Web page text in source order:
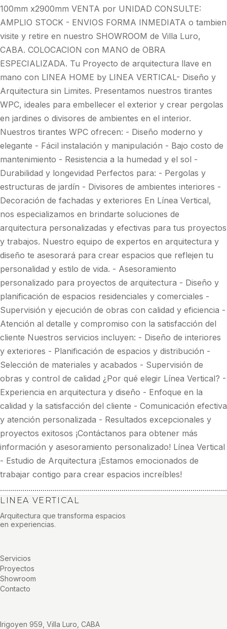
100mm x2900mm VENTA por UNIDAD CONSULTE:
AMPLIO STOCK - ENVIOS FORMA INMEDIATA o tambien
visite y retire en nuestro SHOWROOM de Villa Luro,
CABA. COLOCACION con MANO de OBRA
ESPECIALIZADA. Tu Proyecto de arquitectura llave en
mano con LINEA HOME by LINEA VERTICAL- Diseño y
Arquitectura sin Limites. Presentamos nuestros tirantes
WPC, ideales para embellecer el exterior y crear pergolas
en jardines o divisores de ambientes en el interior.
Nuestros tirantes WPC ofrecen: - Diseño moderno y
elegante - Fácil instalación y manipulación - Bajo costo de
mantenimiento - Resistencia a la humedad y el sol -
Durabilidad y longevidad Perfectos para: - Pergolas y
estructuras de jardín - Divisores de ambientes interiores -
Decoración de fachadas y exteriores En Línea Vertical,
nos especializamos en brindarte soluciones de
arquitectura personalizadas y efectivas para tus proyectos
y trabajos. Nuestro equipo de expertos en arquitectura y
diseño te asesorará para crear espacios que reflejen tu
personalidad y estilo de vida. - Asesoramiento
personalizado para proyectos de arquitectura - Diseño y
planificación de espacios residenciales y comerciales -
Supervisión y ejecución de obras con calidad y eficiencia -
Atención al detalle y compromiso con la satisfacción del
cliente Nuestros servicios incluyen: - Diseño de interiores
y exteriores - Planificación de espacios y distribución -
Selección de materiales y acabados - Supervisión de
obras y control de calidad ¿Por qué elegir Línea Vertical? -
Experiencia en arquitectura y diseño - Enfoque en la
calidad y la satisfacción del cliente - Comunicación efectiva
y atención personalizada - Resultados excepcionales y
proyectos exitosos ¡Contáctanos para obtener más
información y asesoramiento personalizado! Línea Vertical
- Estudio de Arquitectura ¡Estamos emocionados de
trabajar contigo para crear espacios increíbles!
LINEA VERTICAL
Arquitectura que transforma espacios
en experiencias.
Servicios
Proyectos
Showroom
Contacto
Irigoyen 959, Villa Luro, CABA